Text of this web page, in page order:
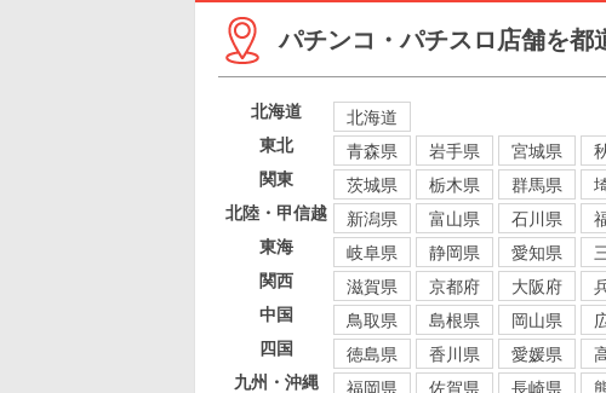
パチンコ・パチスロ店舗を都
北海道
北海道
東北
青森県 岩手県 宮城県
関東
茨城県 栃木県 群馬県
北陸・甲信越
新潟県 富山県 石川県
東海
岐阜県 静岡県 愛知県
関西
滋賀県 京都府 大阪府
中国
鳥取県 島根県 岡山県
四国
徳島県 香川県 愛媛県
九州・沖縄
福岡県 佐賀県 長崎県